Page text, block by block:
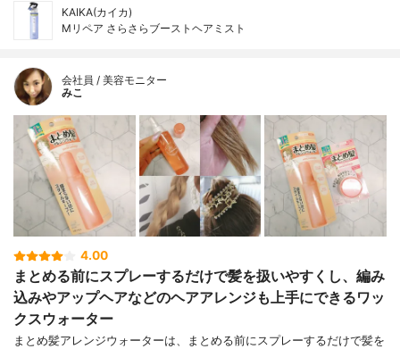
KAIKA(カイカ)
Mリペア さらさらブーストヘアミスト
会社員 / 美容モニター
みこ
4.00
まとめる前にスプレーするだけで髪を扱いやすくし、編み
込みやアップヘアなどのヘアアレンジも上手にできるワッ
クスウォーター
まとめ髪アレンジウォーターは、まとめる前にスプレーするだけで髪を